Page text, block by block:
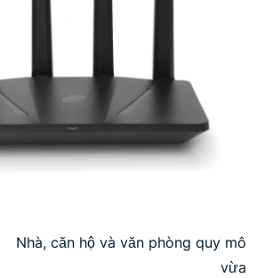
Nhà, căn hộ và văn phòng quy mô
vừa